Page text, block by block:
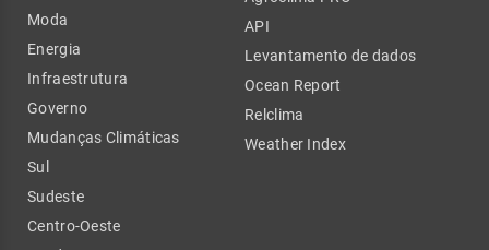
Moda
Energia
Infraestrutura
Governo
Mudanças Climáticas
Sul
Sudeste
Centro-Oeste
API
Levantamento de dados
Ocean Report
Relclima
Weather Index